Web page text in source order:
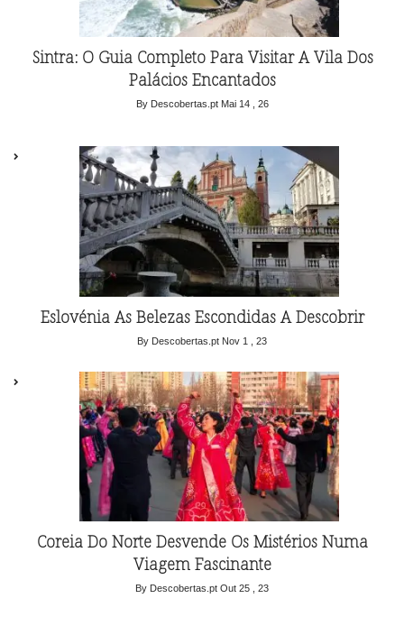
Sintra: O Guia Completo Para Visitar A Vila Dos
Palácios Encantados
By Descobertas.pt Mai 14 , 26
Eslovénia As Belezas Escondidas A Descobrir
By Descobertas.pt Nov 1 , 23
Coreia Do Norte Desvende Os Mistérios Numa
Viagem Fascinante
By Descobertas.pt Out 25 , 23